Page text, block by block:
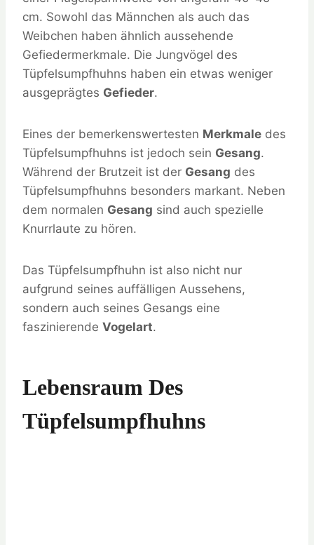
cm. Sowohl das Männchen als auch das
Weibchen haben ähnlich aussehende
Gefiedermerkmale. Die Jungvögel des
Tüpfelsumpfhuhns haben ein etwas weniger
ausgeprägtes Gefieder.
Eines der bemerkenswertesten Merkmale des
Tüpfelsumpfhuhns ist jedoch sein Gesang.
Während der Brutzeit ist der Gesang des
Tüpfelsumpfhuhns besonders markant. Neben
dem normalen Gesang sind auch spezielle
Knurrlaute zu hören.
Das Tüpfelsumpfhuhn ist also nicht nur
aufgrund seines auffälligen Aussehens,
sondern auch seines Gesangs eine
faszinierende Vogelart.
Lebensraum Des
Tüpfelsumpfhuhns